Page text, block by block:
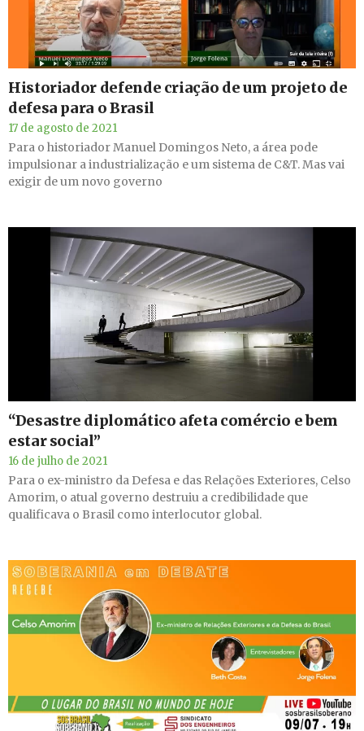
Historiador defende criação de um projeto de
defesa para o Brasil
17 de agosto de 2021
Para o historiador Manuel Domingos Neto, a área pode
impulsionar a industrialização e um sistema de C&T. Mas vai
exigir de um novo governo
“Desastre diplomático afeta comércio e bem
estar social”
16 de julho de 2021
Para o ex-ministro da Defesa e das Relações Exteriores, Celso
Amorim, o atual governo destruiu a credibilidade que
qualificava o Brasil como interlocutor global.